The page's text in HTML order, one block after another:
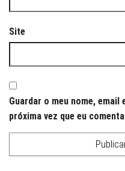
Site
Guardar o meu nome,
próxima vez que eu